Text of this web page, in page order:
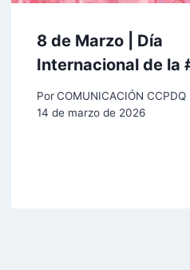
8 de Marzo | Día
Internacional de la
Por COMUNICACIÓN CCPDQ
14 de marzo de 2026